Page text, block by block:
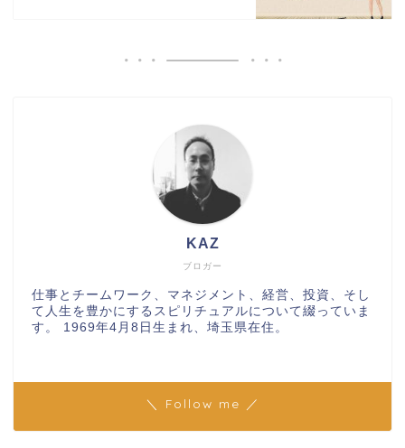
ブロガー
KAZ
仕事とチームワーク、マネジメント、経営、投資、そし
て人生を豊かにするスピリチュアルについて綴っていま
す。 1969年4月8日生まれ、埼玉県在住。
＼ Follow me ／